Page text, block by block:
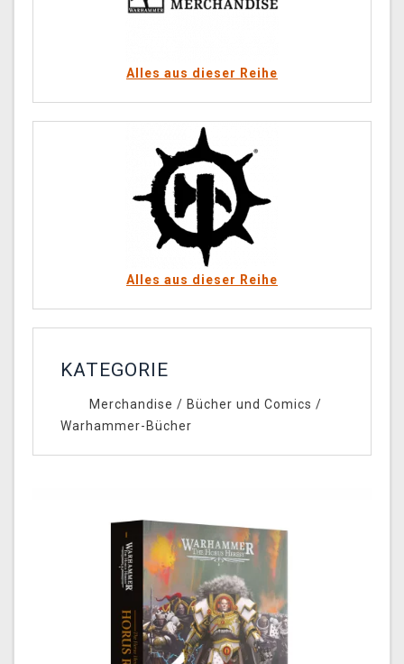
Alles aus dieser Reihe
Alles aus dieser Reihe
KATEGORIE
Merchandise / Bücher und Comics /
Warhammer-Bücher